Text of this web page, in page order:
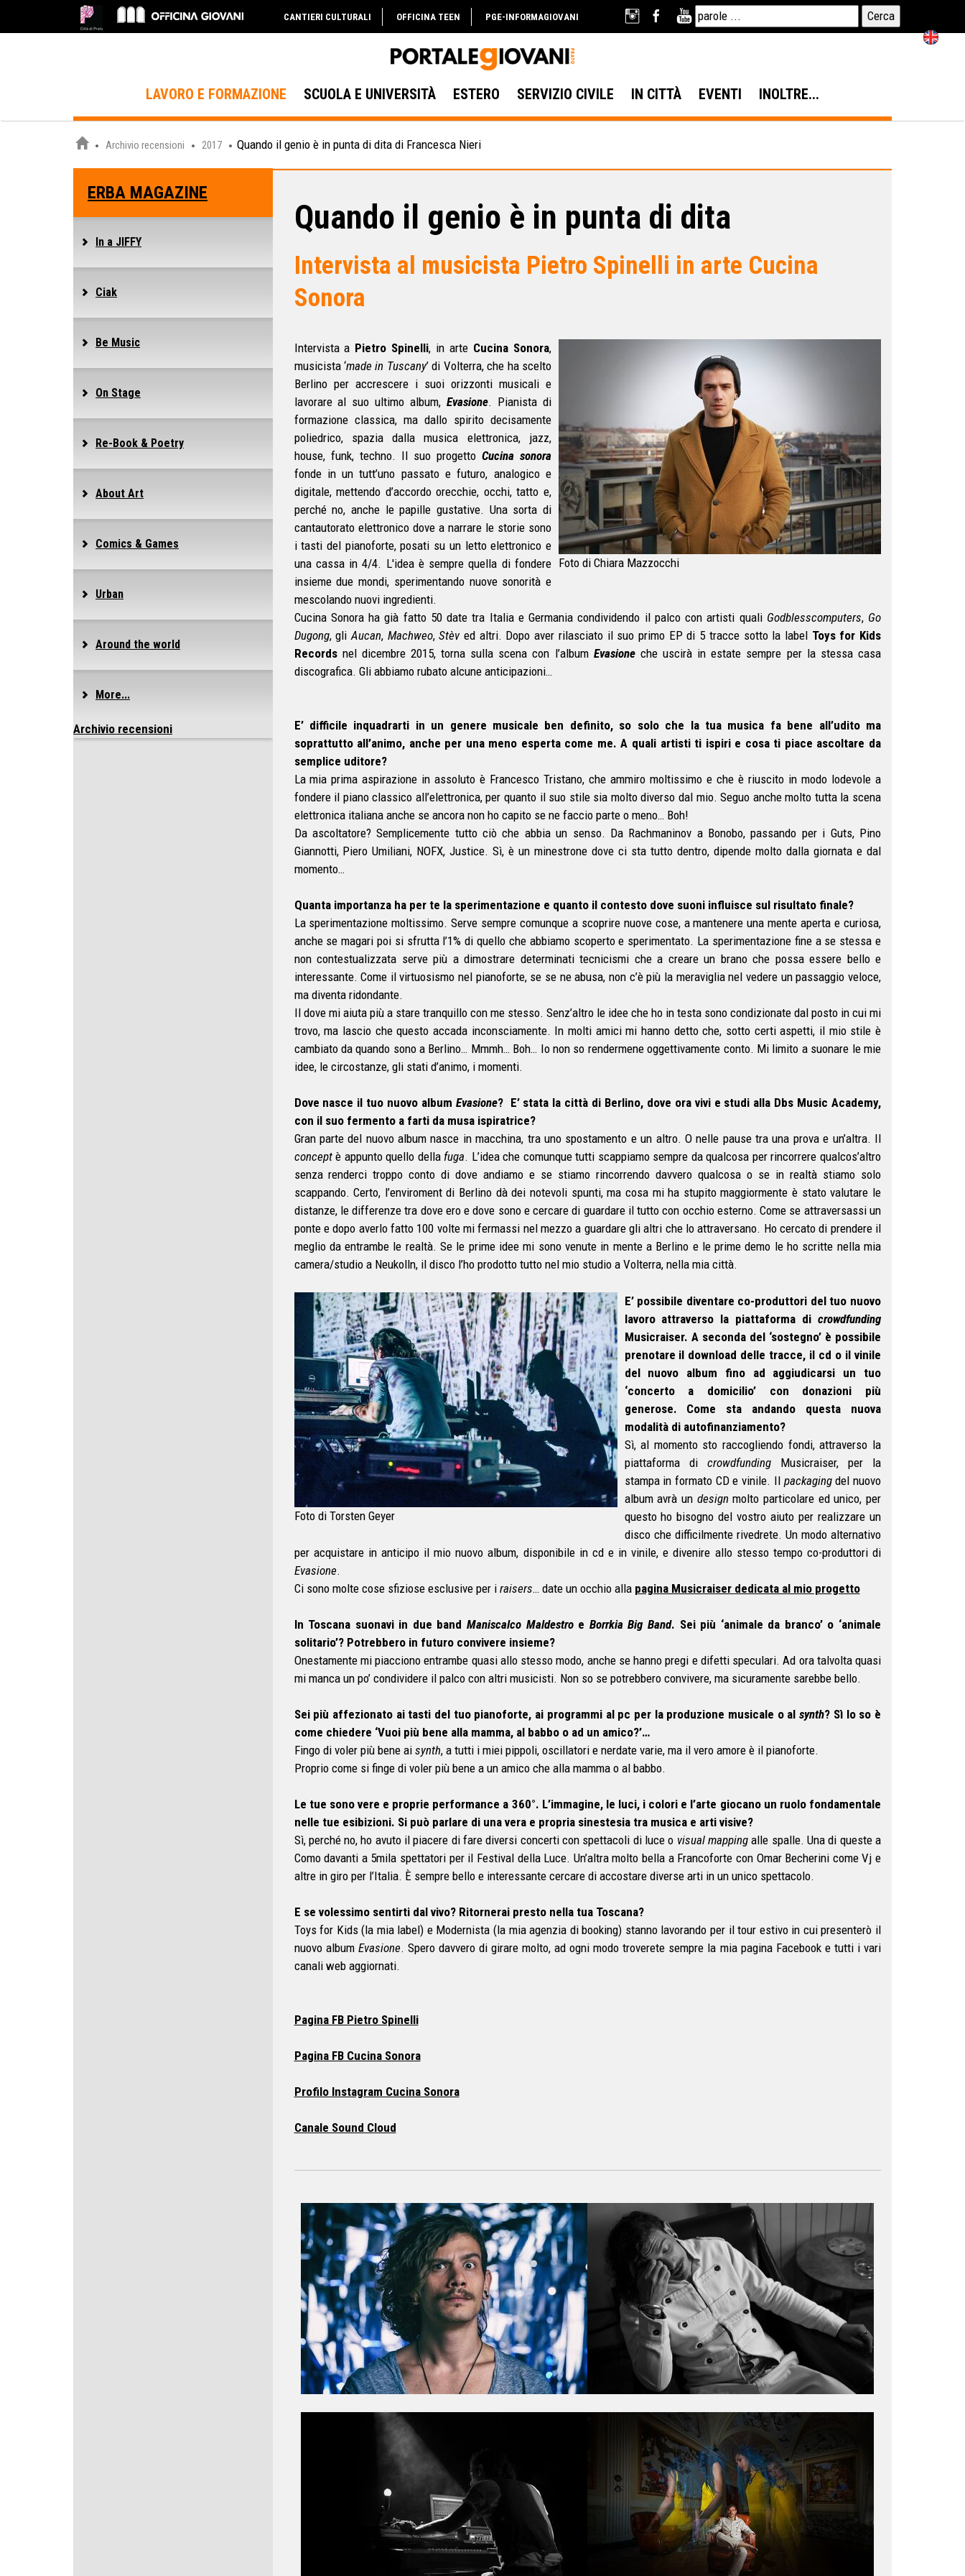
CANTIERI CULTURALI OFFICINA TEEN PGE-INFORMAGIOVANI
LAVORO E FORMAZIONE SCUOLA E UNIVERSITÀ ESTERO SERVIZIO CIVILE IN CITTÀ EVENTI INOLTRE...
Archivio recensioni 2017 Quando il genio è in punta di dita di Francesca Nieri
ERBA MAGAZINE
In a JIFFY
Ciak
Be Music
On Stage
Re-Book & Poetry
About Art
Comics & Games
Urban
Around the world
More...
Archivio recensioni
Quando il genio è in punta di dita
Intervista al musicista Pietro Spinelli in arte Cucina
Sonora
Foto di Chiara Mazzocchi
Intervista a Pietro Spinelli, in arte Cucina Sonora,
musicista ‘made in Tuscany’ di Volterra, che ha scelto
Berlino per accrescere i suoi orizzonti musicali e
lavorare al suo ultimo album,Evasione. Pianista di
formazione classica, ma dallo spirito decisamente
poliedrico, spazia dalla musica elettronica, jazz,
house, funk, techno. Il suo progetto Cucina sonora
fonde in un tutt’uno passato e futuro, analogico e
digitale, mettendo d’accordo orecchie, occhi, tatto e,
perché no, anche le papille gustative. Una sorta di
cantautorato elettronico dove a narrare le storie sono
i tasti del pianoforte, posati su un letto elettronico e
una cassa in 4/4. L'idea è sempre quella di fondere
insieme due mondi, sperimentando nuove sonorità e
mescolando nuovi ingredienti.
Cucina Sonora ha già fatto 50 date tra Italia e Germania condividendo il palco con artisti quali Godblesscomputers, Go
Dugong, gliAucan, Machweo,Stèved altri. Dopo aver rilasciato il suo primo EP di 5 tracce sotto la label Toys for Kids
Recordsnel dicembre 2015, torna sulla scena con l’album Evasioneche uscirà in estate sempre per la stessa casa
discografica. Gli abbiamo rubato alcune anticipazioni…
E’ difficile inquadrarti in un genere musicale ben definito, so solo che la tua musica fa bene all’udito ma
soprattutto all’animo, anche per una meno esperta come me. A quali artisti ti ispiri e cosa ti piace ascoltare da
semplice uditore?
La mia prima aspirazione in assoluto è Francesco Tristano, che ammiro moltissimo e che è riuscito in modo lodevole a
fondere il piano classico all’elettronica, per quanto il suo stile sia molto diverso dal mio. Seguo anche molto tutta la scena
elettronica italiana anche se ancora non ho capito se ne faccio parte o meno… Boh!
Da ascoltatore? Semplicemente tutto ciò che abbia un senso. Da Rachmaninov a Bonobo, passando per i Guts, Pino
Giannotti, Piero Umiliani, NOFX, Justice. Sì, è un minestrone dove ci sta tutto dentro, dipende molto dalla giornata e dal
momento…
Quanta importanza ha per te la sperimentazione e quanto il contesto dove suoni influisce sul risultato finale?
La sperimentazione moltissimo. Serve sempre comunque a scoprire nuove cose, a mantenere una mente aperta e curiosa,
anche se magari poi si sfrutta l’1% di quello che abbiamo scoperto e sperimentato. La sperimentazione fine a se stessa e
non contestualizzata serve più a dimostrare determinati tecnicismi che a creare un brano che possa essere bello e
interessante. Come il virtuosismo nel pianoforte, se se ne abusa, non c’è più la meraviglia nel vedere un passaggio veloce,
ma diventa ridondante.
Il dove mi aiuta più a stare tranquillo con me stesso. Senz’altro le idee che ho in testa sono condizionate dal posto in cui mi
trovo, ma lascio che questo accada inconsciamente. In molti amici mi hanno detto che, sotto certi aspetti, il mio stile è
cambiato da quando sono a Berlino… Mmmh… Boh… Io non so rendermene oggettivamente conto. Mi limito a suonare le mie
idee, le circostanze, gli stati d’animo, i momenti.
Dove nasce il tuo nuovo album Evasione? E’ stata la città di Berlino, dove ora vivi e studi alla Dbs Music Academy,
con il suo fermento a farti da musa ispiratrice?
Gran parte del nuovo album nasce in macchina, tra uno spostamento e un altro. O nelle pause tra una prova e un’altra. Il
conceptè appunto quello della fuga. L’idea che comunque tutti scappiamo sempre da qualcosa per rincorrere qualcos’altro
senza renderci troppo conto di dove andiamo e se stiamo rincorrendo davvero qualcosa o se in realtà stiamo solo
scappando. Certo, l’enviroment di Berlino dà dei notevoli spunti, ma cosa mi ha stupito maggiormente è stato valutare le
distanze, le differenze tra dove ero e dove sono e cercare di guardare il tutto con occhio esterno. Come se attraversassi un
ponte e dopo averlo fatto 100 volte mi fermassi nel mezzo a guardare gli altri che lo attraversano. Ho cercato di prendere il
meglio da entrambe le realtà. Se le prime idee mi sono venute in mente a Berlino e le prime demo le ho scritte nella mia
camera/studio a Neukolln, il disco l’ho prodotto tutto nel mio studio a Volterra, nella mia città.
Foto di Torsten Geyer
E’ possibile diventare co-produttori del tuo nuovo
lavoro attraverso la piattaforma di crowdfunding
Musicraiser. A seconda del ‘sostegno’ è possibile
prenotare il download delle tracce, il cd o il vinile
del nuovo album fino ad aggiudicarsi un tuo
‘concerto a domicilio’ con donazioni più
generose. Come sta andando questa nuova
modalità di autofinanziamento?
Sì, al momento sto raccogliendo fondi, attraverso la
piattaforma di crowdfundingMusicraiser, per la
stampa in formato CD e vinile. Il packagingdel nuovo
album avrà un design molto particolare ed unico, per
questo ho bisogno del vostro aiuto per realizzare un
disco che difficilmente rivedrete. Un modo alternativo
per acquistare in anticipo il mio nuovo album, disponibile in cd e in vinile, e divenire allo stesso tempo co-produttori di
Evasione.
Ci sono molte cose sfiziose esclusive per i raisers… date un occhio alla pagina Musicraiser dedicata al mio progetto
In Toscana suonavi in due band Maniscalco Maldestroe Borrkia Big Band. Sei più ‘animale da branco’ o ‘animale
solitario’? Potrebbero in futuro convivere insieme?
Onestamente mi piacciono entrambe quasi allo stesso modo, anche se hanno pregi e difetti speculari. Ad ora talvolta quasi
mi manca un po’ condividere il palco con altri musicisti. Non so se potrebbero convivere, ma sicuramente sarebbe bello.
Sei più affezionato ai tasti del tuo pianoforte, ai programmi al pc per la produzione musicale o alsynth? Sì lo so è
come chiedere ‘Vuoi più bene alla mamma, al babbo o ad un amico?’…
Fingo di voler più bene ai synth, a tutti i miei pippoli, oscillatori e nerdate varie, ma il vero amore è il pianoforte.
Proprio come si finge di voler più bene a un amico che alla mamma o al babbo.
Le tue sono vere e proprie performance a 360°. L’immagine, le luci, i colori e l’arte giocano un ruolo fondamentale
nelle tue esibizioni. Si può parlare di una vera e propria sinestesia tra musica e arti visive?
Sì, perché no, ho avuto il piacere di fare diversi concerti con spettacoli di luce o visual mapping alle spalle. Una di queste a
Como davanti a 5mila spettatori per il Festival della Luce. Un’altra molto bella a Francoforte con Omar Becherini come Vj e
altre in giro per l’Italia. È sempre bello e interessante cercare di accostare diverse arti in un unico spettacolo.
E se volessimo sentirti dal vivo? Ritornerai presto nella tua Toscana?
Toys for Kids (la mia label) e Modernista (la mia agenzia di booking) stanno lavorando per il tour estivo in cui presenterò il
nuovo album Evasione. Spero davvero di girare molto, ad ogni modo troverete sempre la mia pagina Facebook e tutti i vari
canali web aggiornati.
Pagina FB Pietro Spinelli
Pagina FB Cucina Sonora
Profilo Instagram Cucina Sonora
Canale Sound Cloud